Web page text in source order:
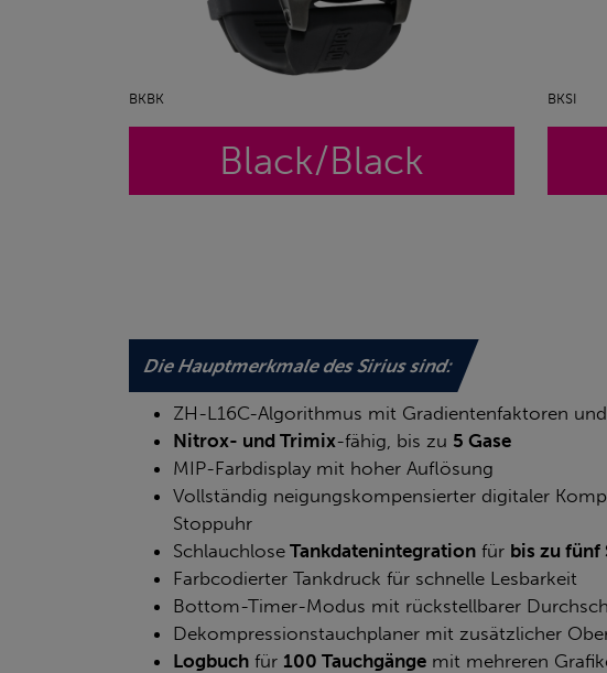
BKBK
Black/Black
BKSI
Die Hauptmerkmale des Sirius sind:
ZH-L16C-Algorithmus mit Gradientenfaktoren
Nitrox- und Trimix-fähig, bis zu 5 Gase
MIP-Farbdisplay mit hoher Auflösung
Vollständig neigungskompensierter digitaler
Stoppuhr
Schlauchlose Tankdatenintegration für bis zu fünf
Farbcodierter Tankdruck für schnelle Lesbarkeit
Bottom-Timer-Modus mit rückstellbarer
Dekompressionstauchplaner mit zusätzlicher
Logbuch für 100 Tauchgänge mit mehreren